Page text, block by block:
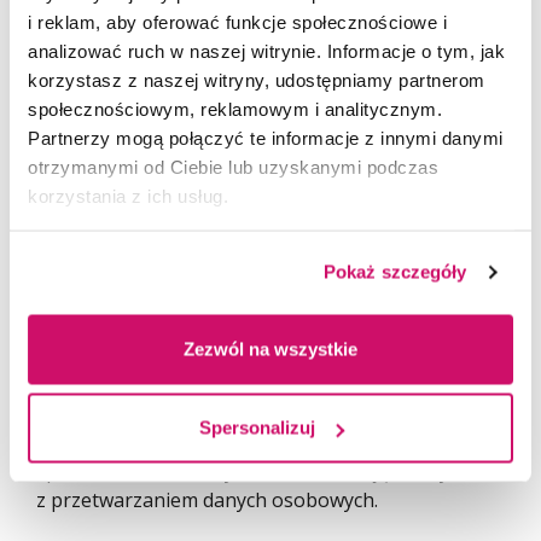
i reklam, aby oferować funkcje społecznościowe i
analizować ruch w naszej witrynie. Informacje o tym, jak
korzystasz z naszej witryny, udostępniamy partnerom
społecznościowym, reklamowym i analitycznym.
Partnerzy mogą połączyć te informacje z innymi danymi
otrzymanymi od Ciebie lub uzyskanymi podczas
korzystania z ich usług.
Pokaż szczegóły
Zezwól na wszystkie
Spersonalizuj
w swej działalności do czynienia z danymi
osobowymi oraz podniesienie kompetencji
specjalistów zajmujących się tworzeniem systemu
skutecznej ochrony strategicznych informacji
przedsiębiorstw lub instytucji. Studia skierowane
są głównie do osób zajmujących się szeroko
rozumianą problematyką ochrony informacji,
w tym biznesowych i danych osobowych we
przedsiębiorstw i firm, administracji państwowej
danych osobowych i informacji niejawnych lub
odpowiadają za politykę bezpieczeństwa
studia odpowiednie dla pracodawców
i pracowników, którzy na co dzień mają do czynienia
z przetwarzaniem danych osobowych.